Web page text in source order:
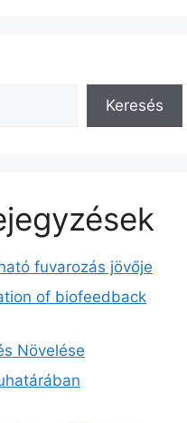
Keresés
fuvarozás jövője
of biofeedback
Növelése